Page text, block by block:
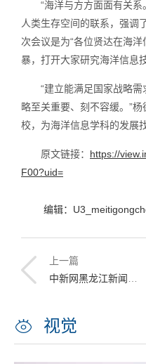
“海洋与方方面面有关
人类生存空间的联系，强调
次会议是为“各位贤达在海洋
暴，打开大家研究海洋信息
“建立能满足国家战略
略至关重要、刻不容缓。”
校，为海洋信息学科的发展
原文链接： https://
F00?uid=
编辑：
上一篇
中新网黑龙江新闻：学界专家齐聚哈工程 共话海洋信息
视觉